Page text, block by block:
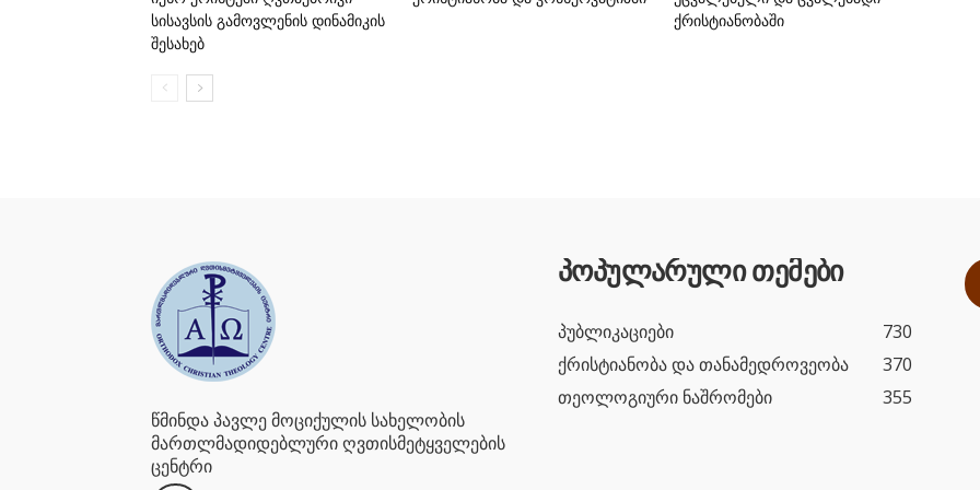
სისავსის გამოვლენის დინამიკის
შესახებ
ქრისტიანობაში
წმინდა პავლე მოციქულის სახელობის
მართლმადიდებლური ღვთისმეტყველების
ცენტრი
პოპულარული თემები
პუბლიკაციები
730
ქრისტიანობა და თანამედროვეობა
370
თეოლოგიური ნაშრომები
355